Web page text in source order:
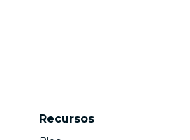
Recursos